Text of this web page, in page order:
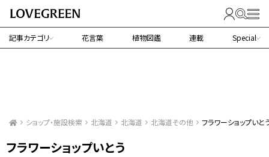
記事カテゴリ 花言葉 植物図鑑 連載 Special
ショップ・施設検索 北海道 北海道 北海道その他 フラワーショップいと
フラワーショップいとう